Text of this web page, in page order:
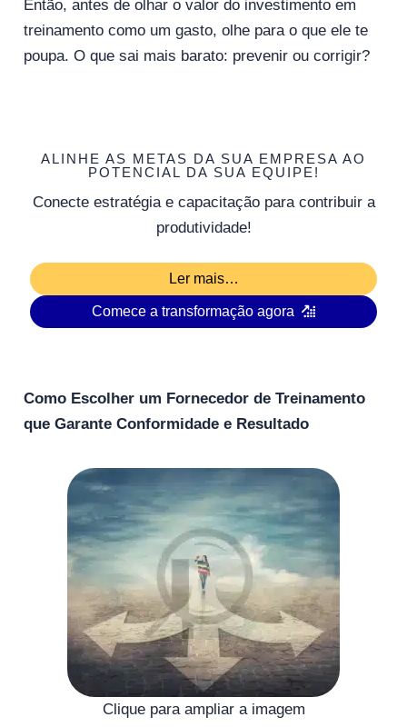
Então, antes de olhar o valor do investimento em
treinamento como um gasto, olhe para o que ele te
poupa. O que sai mais barato: prevenir ou corrigir?
ALINHE AS METAS DA SUA EMPRESA AO
POTENCIAL DA SUA EQUIPE!
Conecte estratégia e capacitação para contribuir a
produtividade!
Ler mais…
Comece a transformação agora
Como Escolher um Fornecedor de Treinamento
que Garante Conformidade e Resultado
Clique para ampliar a imagem